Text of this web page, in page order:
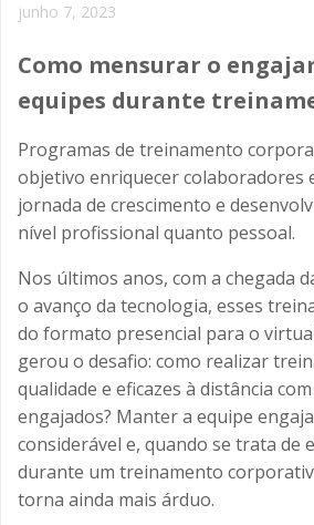
junho 7, 2023
Como mensurar o
equipes durante
Programas de treinamento
objetivo enriquecer colaboradores
jornada de crescimento e
nível profissional quanto pessoal.
Nos últimos anos, com a chegada
o avanço da tecnologia, esses
do formato presencial para o
gerou o desafio: como realizar
qualidade e eficazes à distância
engajados? Manter a equipe
considerável e, quando se trata de
durante um treinamento
torna ainda mais árduo.